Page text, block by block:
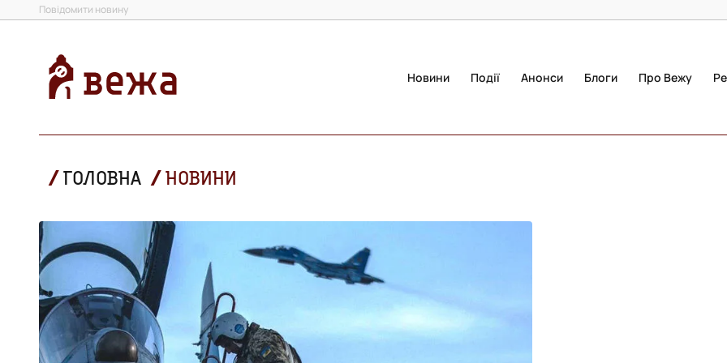
Повідомити новину
Новини Події Анонси Блоги Про Вежу
ГОЛОВНА НОВИНИ